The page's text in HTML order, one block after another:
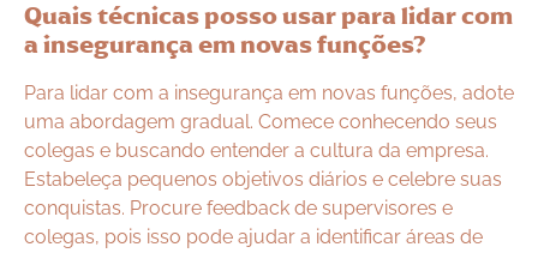
Quais técnicas posso usar para lidar com
a insegurança em novas funções?
Para lidar com a insegurança em novas funções, adote
uma abordagem gradual. Comece conhecendo seus
colegas e buscando entender a cultura da empresa.
Estabeleça pequenos objetivos diários e celebre suas
conquistas. Procure feedback de supervisores e
colegas, pois isso pode ajudar a identificar áreas de